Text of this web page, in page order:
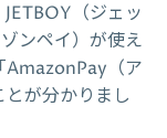
（ジェッ
ンペイ）が使え
AmazonPay（ア
が分かりまし